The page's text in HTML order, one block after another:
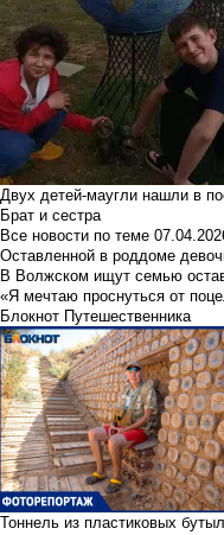
Двух детей-маугли нашли в
Брат и сестра
Все новости по теме
Оставленной в роддоме
В Волжском ищут семью
«Я мечтаю проснуться от
Блокнот Путешественника
Тоннель из пластиковых